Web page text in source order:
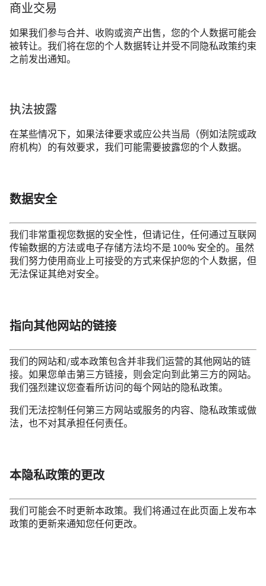
商业交易
如果我们参与合并、收购或资产出售，您的个人数据可能会
被转让。我们将在您的个人数据转让并受不同隐私政策约束
之前发出通知。
执法披露
在某些情况下，如果法律要求或应公共当局（例如法院或政
府机构）的有效要求，我们可能需要披露您的个人数据。
数据安全
我们非常重视您数据的安全性，但请记住，任何通过互联网
传输数据的方法或电子存储方法均不是 100% 安全的。虽然
我们努力使用商业上可接受的方式来保护您的个人数据，但
无法保证其绝对安全。
指向其他网站的链接
我们的网站和/或本政策包含并非我们运营的其他网站的链
接。如果您单击第三方链接，则会定向到此第三方的网站。
我们强烈建议您查看所访问的每个网站的隐私政策。
我们无法控制任何第三方网站或服务的内容、隐私政策或做
法，也不对其承担任何责任。
本隐私政策的更改
我们可能会不时更新本政策。我们将通过在此页面上发布本
政策的更新来通知您任何更改。